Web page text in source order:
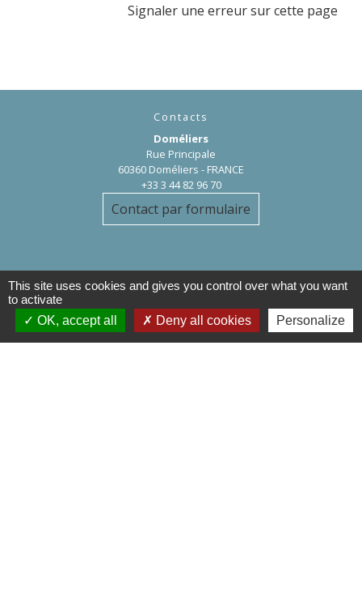
Signaler une erreur sur cette page
Contacts
Doméliers
Rue Principale
60360 Doméliers - FRANCE
+33 3 44 82 96 70
Contact par formulaire
Liens
This site uses cookies and gives you control over what you want
to activate
OK, accept all
Deny all cookies Personalize